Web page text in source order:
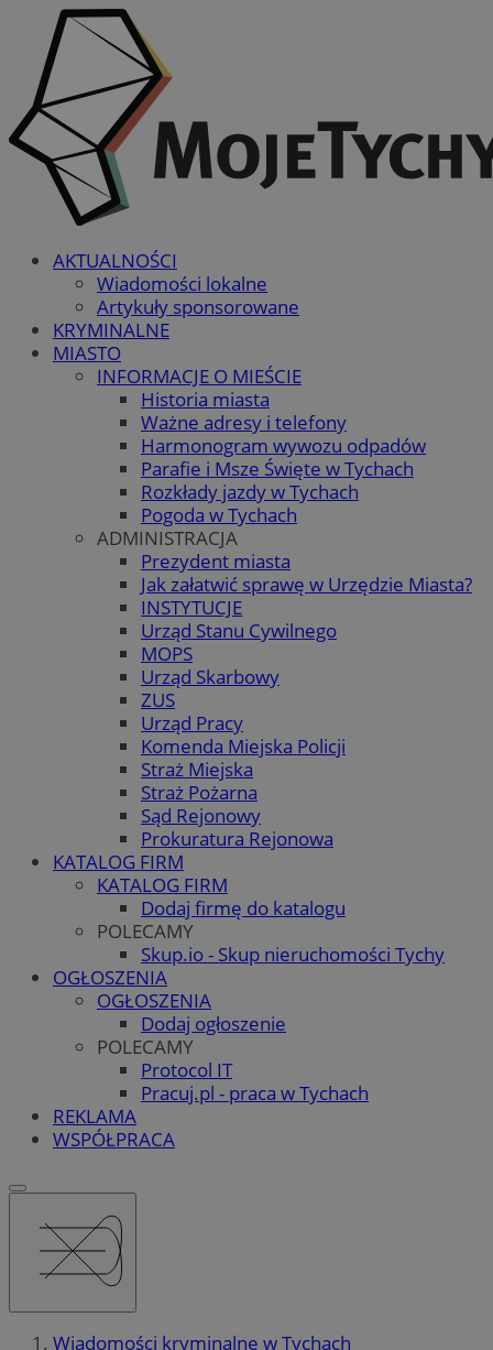
AKTUALNOŚCI
Wiadomości lokalne
Artykuły sponsorowane
KRYMINALNE
MIASTO
INFORMACJE O MIEŚCIE
Historia miasta
Ważne adresy i telefony
Harmonogram wywozu odpadów
Parafie i Msze Święte w Tychach
Rozkłady jazdy w Tychach
Pogoda w Tychach
ADMINISTRACJA
Prezydent miasta
Jak załatwić sprawę w Urzędzie Miasta?
INSTYTUCJE
Urząd Stanu Cywilnego
MOPS
Urząd Skarbowy
ZUS
Urząd Pracy
Komenda Miejska Policji
Straż Miejska
Straż Pożarna
Sąd Rejonowy
Prokuratura Rejonowa
KATALOG FIRM
KATALOG FIRM
Dodaj firmę do katalogu
POLECAMY
Skup.io - Skup nieruchomości Tychy
OGŁOSZENIA
OGŁOSZENIA
Dodaj ogłoszenie
POLECAMY
Protocol IT
Pracuj.pl - praca w Tychach
REKLAMA
WSPÓŁPRACA
Wiadomości kryminalne w Tychach